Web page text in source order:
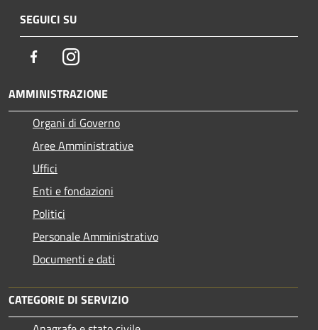
SEGUICI SU
FacebookInstagram
AMMINISTRAZIONE
Organi di Governo
Aree Amministrative
Uffici
Enti e fondazioni
Politici
Personale Amministrativo
Documenti e dati
CATEGORIE DI SERVIZIO